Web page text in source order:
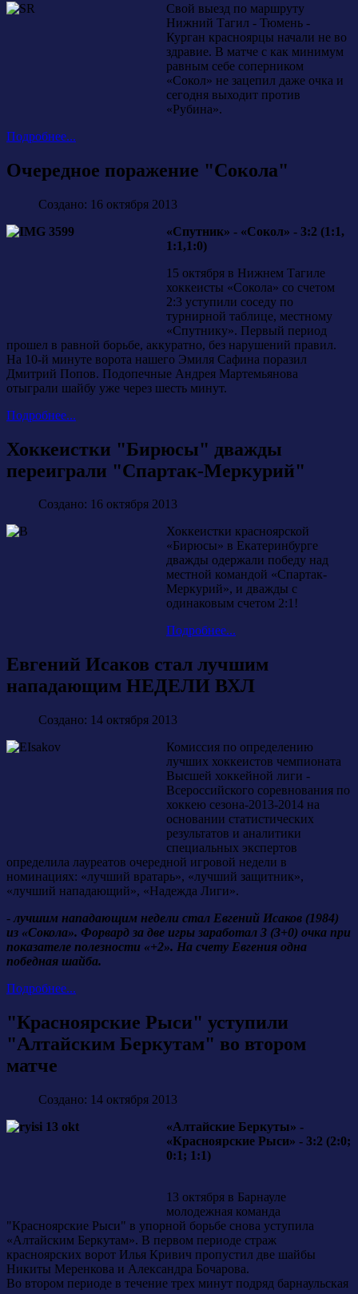
Свой выезд по маршруту
Нижний Тагил - Тюмень -
Курган красноярцы начали не во
здравие. В матче с как минимум
равным себе соперником
«Сокол» не зацепил даже очка и
сегодня выходит против
«Рубина».
Подробнее...
Очередное поражение "Сокола"
Создано: 16 октября 2013
«Спутник» - «Сокол» - 3:2 (1:1,
1:1,1:0)
15 октября в Нижнем Тагиле
хоккеисты «Сокола» со счетом
2:3 уступили соседу по
турнирной таблице, местному
«Спутнику». Первый период
прошел в равной борьбе, аккуратно, без нарушений правил.
На 10-й минуте ворота нашего Эмиля Сафина поразил
Дмитрий Попов. Подопечные Андрея Мартемьянова
отыграли шайбу уже через шесть минут.
Подробнее...
Хоккеистки "Бирюсы" дважды
переиграли "Спартак-Меркурий"
Создано: 16 октября 2013
Хоккеистки красноярской
«Бирюсы» в Екатеринбурге
дважды одержали победу над
местной командой «Спартак-
Меркурий», и дважды с
одинаковым счетом 2:1!
Подробнее...
Евгений Исаков стал лучшим
нападающим НЕДЕЛИ ВХЛ
Создано: 14 октября 2013
Комиссия по определению
лучших хоккеистов чемпионата
Высшей хоккейной лиги -
Всероссийского соревнования по
хоккею сезона-2013-2014 на
основании статистических
результатов и аналитики
специальных экспертов
определила лауреатов очередной игровой недели в
номинациях: «лучший вратарь», «лучший защитник»,
«лучший нападающий», «Надежда Лиги».
-лучшим нападающим недели стал Евгений Исаков (1984)
из «Сокола». Форвард за две игры заработал 3 (3+0) очка при
показателе полезности «+2». На счету Евгения одна
победная шайба.
Подробнее...
"Красноярские Рыси" уступили
"Алтайским Беркутам" во втором
матче
Создано: 14 октября 2013
«Алтайские Беркуты» -
«Красноярские Рыси» - 3:2 (2:0;
0:1; 1:1)
13 октября в Барнауле
молодежная команда
"Красноярские Рыси" в упорной борьбе снова уступила
«Алтайским Беркутам». В первом периоде страж
красноярских ворот Илья Кривич пропустил две шайбы
Никиты Меренкова и Александра Бочарова.
Во втором периоде в течение трех минут подряд барнаульская